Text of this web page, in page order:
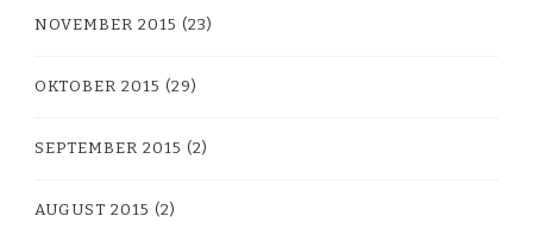
NOVEMBER 2015 (23)
OKTOBER 2015 (29)
SEPTEMBER 2015 (2)
AUGUST 2015 (2)